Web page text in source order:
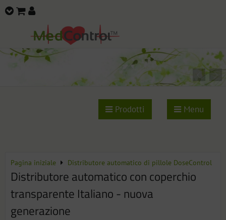
Prodotti Menu
Pagina iniziale Distributore automatico di pillole DoseControl
Distributore automatico con coperchio
transparente Italiano - nuova
generazione